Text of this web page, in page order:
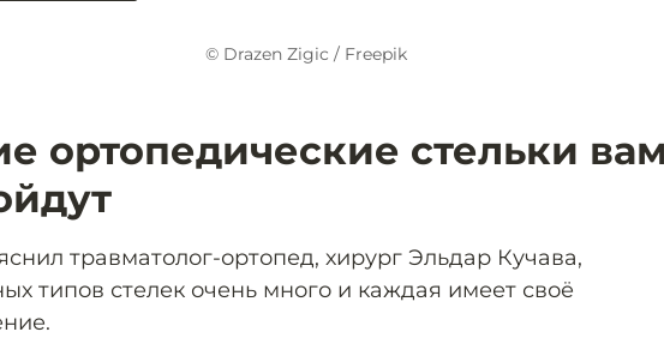
© Drazen Zigic / Freepik
ортопедические стельки вам
травматолог-ортопед, хирург Эльдар Кучава,
типов стелек очень много и каждая имеет своё